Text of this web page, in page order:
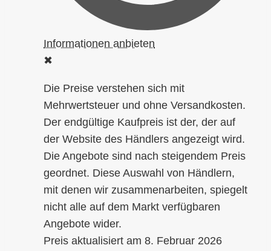
✖
8. Februar 2026